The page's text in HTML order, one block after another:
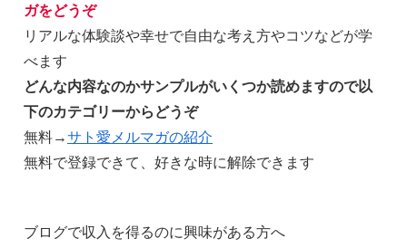
ガをどうぞ
リアルな体験談や幸せで自由な考え方やコツなどが学
べます
どんな内容なのかサンプルがいくつか読めますので以
下のカテゴリーからどうぞ
無料→サト愛メルマガの紹介
無料で登録できて、好きな時に解除できます
ブログで収入を得るのに興味がある方へ